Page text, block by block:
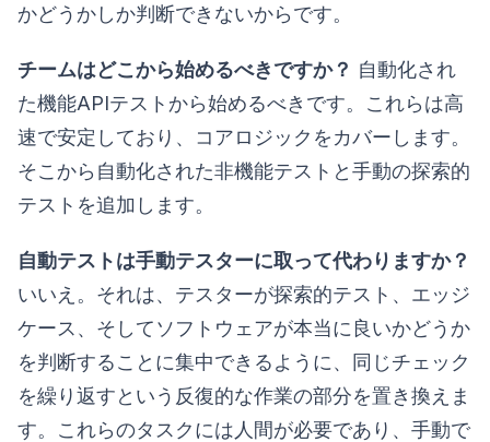
かどうかしか判断できないからです。
チームはどこから始めるべきですか？ 自動化され
た機能APIテストから始めるべきです。これらは高
速で安定しており、コアロジックをカバーします。
そこから自動化された非機能テストと手動の探索的
テストを追加します。
自動テストは手動テスターに取って代わりますか？
いいえ。それは、テスターが探索的テスト、エッジ
ケース、そしてソフトウェアが本当に良いかどうか
を判断することに集中できるように、同じチェック
を繰り返すという反復的な作業の部分を置き換えま
す。これらのタスクには人間が必要であり、手動で